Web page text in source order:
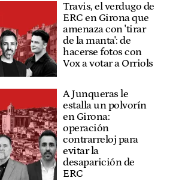
Travis, el verdugo de
ERC en Girona que
amenaza con 'tirar
de la manta': de
hacerse fotos con
Vox a votar a Orriols
A Junqueras le
estalla un polvorín
en Girona:
operación
contrarreloj para
evitar la
desaparición de
ERC